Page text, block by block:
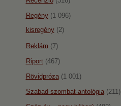
Regény(1 096)
kisregény(2)
Reklám (7)
Riport(467)
Rövidpróza(1 001)
Szabad szombat-antológia(211)